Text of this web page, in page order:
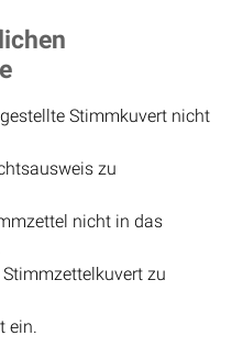
Stimmkuvert nicht
zu
nicht in das
zu
ein.